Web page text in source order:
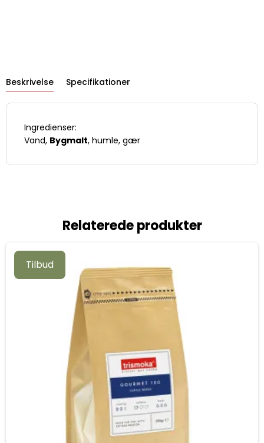
Beskrivelse Specifikationer
Ingredienser:
Vand, Bygmalt, humle, gær
Relaterede produkter
Tilbud